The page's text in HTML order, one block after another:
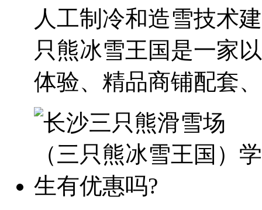
人工制冷和造雪技术
只熊冰雪王国是一家
体验、精品商铺配套